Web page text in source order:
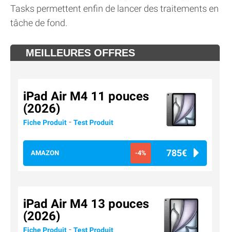
Tasks permettent enfin de lancer des traitements en
tâche de fond.
MEILLEURES OFFRES
iPad Air M4 11 pouces
(2026)
Fiche Produit - Test Produit
AMAZON -4% 785€
iPad Air M4 13 pouces
(2026)
Fiche Produit - Test Produit